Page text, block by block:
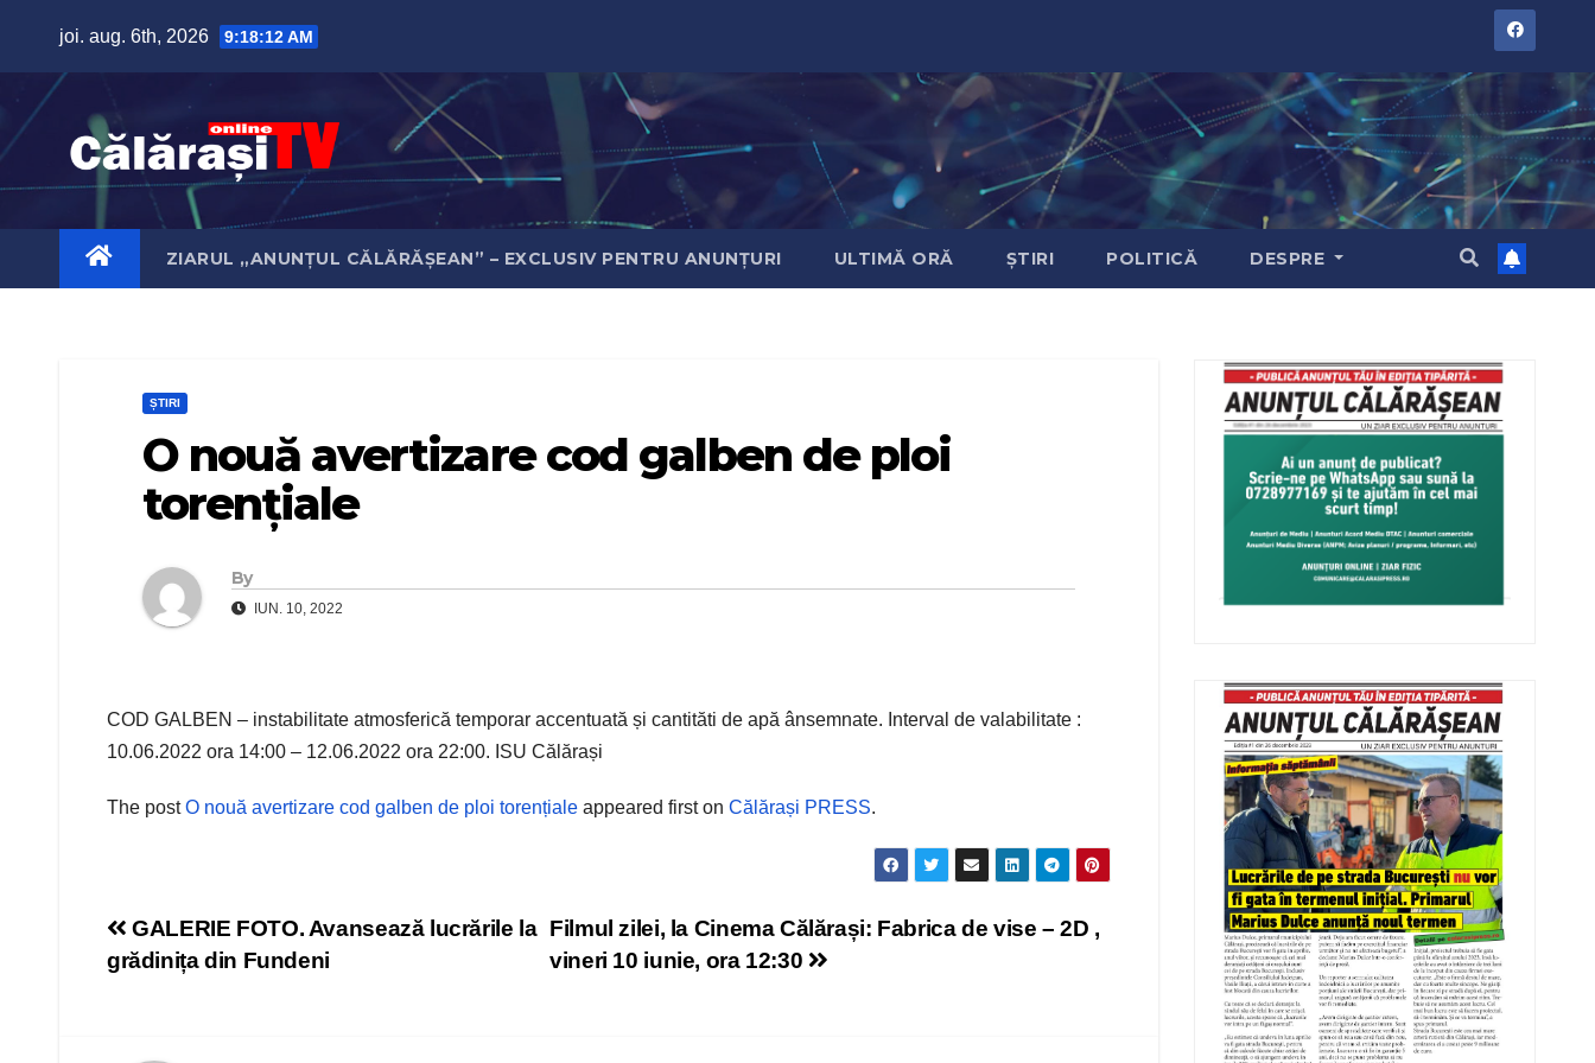
content
joi. aug. 6th, 2026 9:18:13 AM
ZIARUL „ANUNȚUL CĂLĂRĂȘEAN” – EXCLUSIV PENTRU ANUNȚURI ULTIMĂ ORĂ ȘTIRI POLITICĂ DESPRE
ȘTIRI
O nouă avertizare cod galben de ploi
torențiale
By
IUN. 10, 2022
COD GALBEN – instabilitate atmosferică temporar accentuată și cantităti de apă ânsemnate. Interval de valabilitate :
10.06.2022 ora 14:00 – 12.06.2022 ora 22:00. ISU Călărași
The postO nouă avertizare cod galben de ploi torențiale appeared first on Călărași PRESS.
Navigare
în
Filmul zilei, la Cinema Călărași: Fabrica de vise – 2D ,
vineri 10 iunie, ora 12:30
GALERIE FOTO. Avansează lucrările la
grădinița din Fundeni